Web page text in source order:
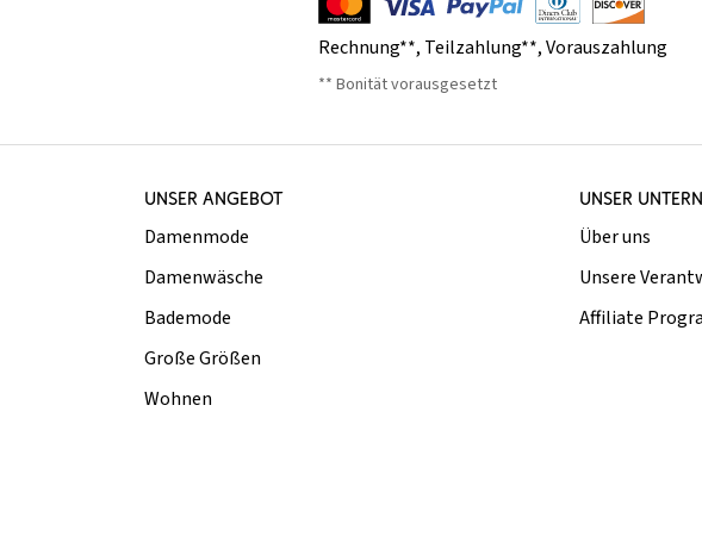
Rechnung**, Teilzahlung**,Vorauszahlung
** Bonität vorausgesetzt
UNSER ANGEBOT
Damenmode
Damenwäsche
Bademode
Große Größen
Wohnen
UNSER
Über uns
Unsere
Affiliate